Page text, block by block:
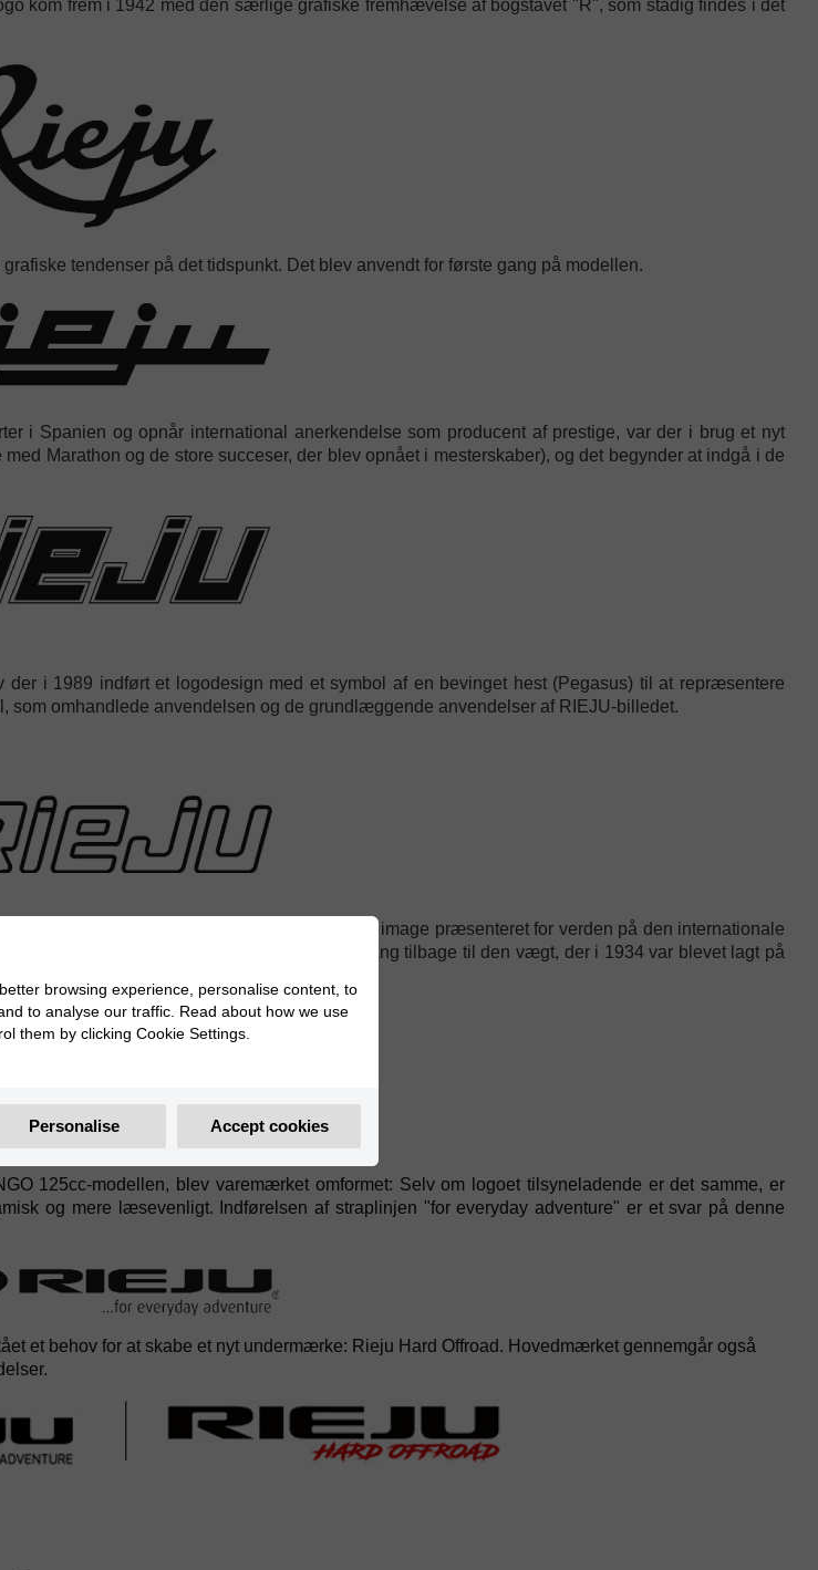
kom frem i 1942 med den særlige grafiske fremhævelse af bogstavet "R", som stadig findes i det
tendenser på det tidspunkt. Det blev anvendt for første gang på modellen.
i Spanien og opnår international anerkendelse som producent af prestige, var der i brug et nyt
Marathon og de store succeser, der blev opnået i mesterskaber), og det begynder at indgå i de
i 1989 indført et logodesign med et symbol af en bevinget hest (Pegasus) til at repræsentere
omhandlede anvendelsen og de grundlæggende anvendelser af RIEJU-billedet.
image, og i 1999 blev et helt nyt image præsenteret for verden på den internationale
RIEJU-varemærket vendte endnu en gang tilbage til den vægt, der i 1934 var blevet lagt på
125cc-modellen, blev varemærket omformet: Selv om logoet tilsyneladende er det samme, er
og mere læsevenligt. Indførelsen af straplinjen "for everyday adventure" er et svar på denne
et behov for at skabe et nyt undermærke: Rieju Hard Offroad. Hovedmærket gennemgår også
browsing experience, personalise content, to
to analyse our traffic. Read about how we use
them by clicking Cookie Settings.
Personalise Accept cookies